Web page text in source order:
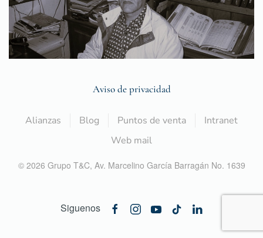
Aviso de privacidad
Alianzas Blog Puntos de venta
Intranet
Web mail
© 2026 Grupo T&C, Av. Marcelino García Barragán No. 1639
Siguenos